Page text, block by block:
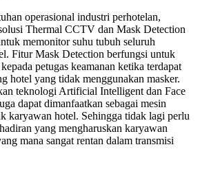
operasional industri perhotelan,
Thermal CCTV dan Mask Detection
memonitor suhu tubuh seluruh
Fitur Mask Detection berfungsi untuk
petugas keamanan ketika terdapat
hotel yang tidak menggunakan masker.
teknologi Artificial Intelligent dan Face
dapat dimanfaatkan sebagai mesin
karyawan hotel. Sehingga tidak lagi perlu
yang mengharuskan karyawan
mana sangat rentan dalam transmisi